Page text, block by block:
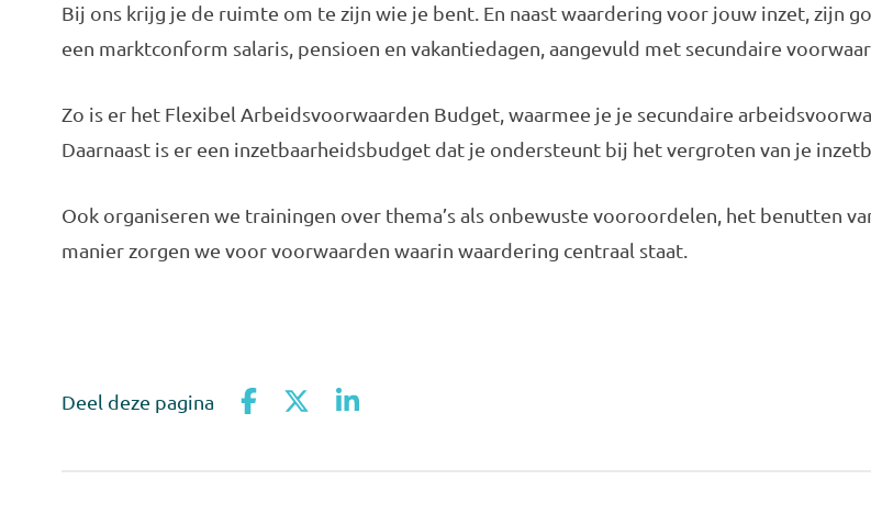
Bij ons krijg je de ruimte om te zijn wie je bent. En naast waardering voor jouw inzet, zijn
een marktconform salaris, pensioen en vakantiedagen, aangevuld met secundaire
Zo is er het Flexibel Arbeidsvoorwaarden Budget, waarmee je je secundaire
Daarnaast is er een inzetbaarheidsbudget dat je ondersteunt bij het vergroten van je
Ook organiseren we trainingen over thema’s als onbewuste vooroordelen, het benutten
manier zorgen we voor voorwaarden waarin waardering centraal staat.
Deel deze pagina